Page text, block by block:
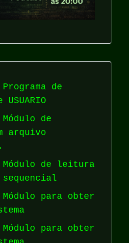
Programa de
USUARIO
Módulo de
arquivo
Módulo de leitura
- Módulo para obter
Módulo para obter